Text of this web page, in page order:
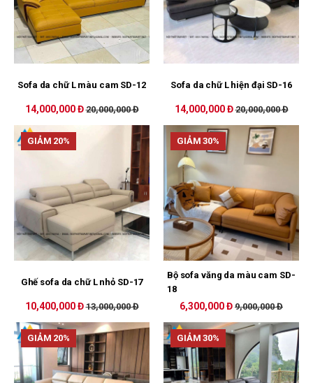
Sofa da chữ L màu cam SD-12
14,000,000 Đ 20,000,000 Đ
Sofa da chữ L hiện đại SD-16
14,000,000 Đ 20,000,000 Đ
GIẢM 20%
Ghế sofa da chữ L nhỏ SD-17
10,400,000 Đ 13,000,000 Đ
GIẢM 30%
Bộ sofa văng da màu cam SD-
18
6,300,000 Đ 9,000,000 Đ
GIẢM 20% GIẢM 30%